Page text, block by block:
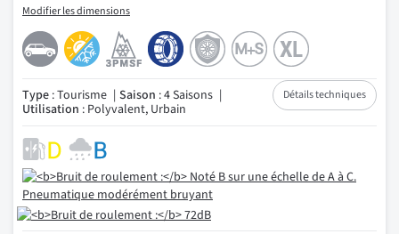
Modifier les dimensions
Détails techniques
Type : Tourisme Saison : 4 Saisons
Utilisation : Polyvalent, Urbain